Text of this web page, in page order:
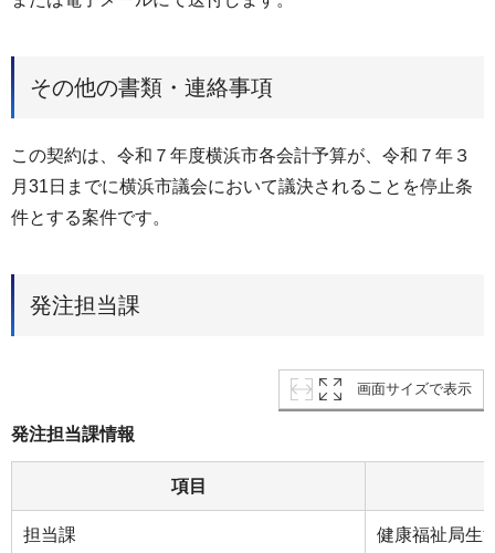
その他の書類・連絡事項
この契約は、令和７年度横浜市各会計予算が、令和７年３
⽉31⽇までに横浜市議会において議決されることを停⽌条
件とする案件です。
発注担当課
画面サイズで表示
発注担当課情報
項目
担当課 健康福祉局生